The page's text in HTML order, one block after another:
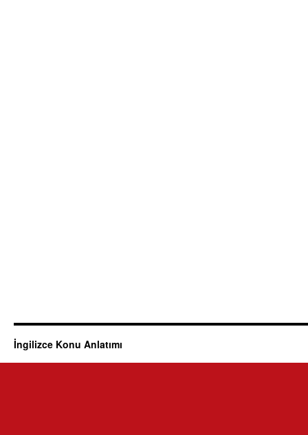
İngilizce Konu Anlatımı